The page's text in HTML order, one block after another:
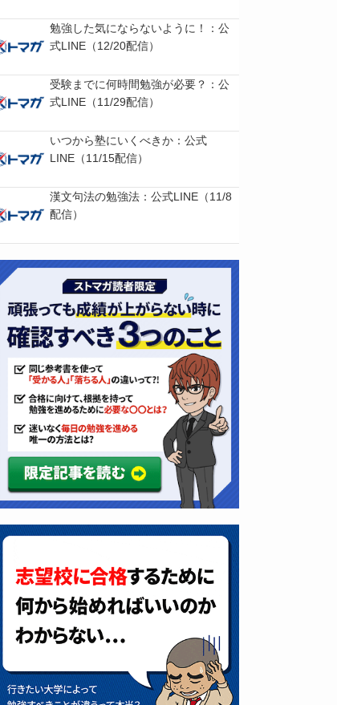
勉強した気にならないように！：公
式LINE（12/20配信）
受験までに何時間勉強が必要？：公
式LINE（11/29配信）
いつから塾にいくべきか：公式
LINE（11/15配信）
漢文句法の勉強法：公式LINE（11/8
配信）